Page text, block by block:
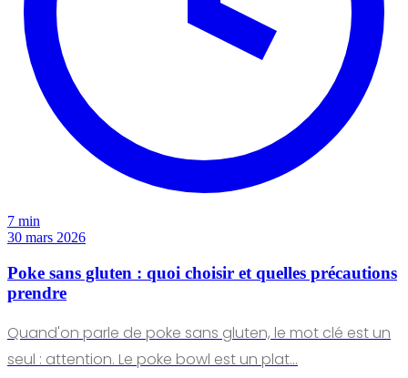
7 min
30 mars 2026
Poke sans gluten : quoi choisir et quelles précautions
prendre
Quand'on parle de poke sans gluten, le mot clé est un
seul : attention. Le poke bowl est un plat…